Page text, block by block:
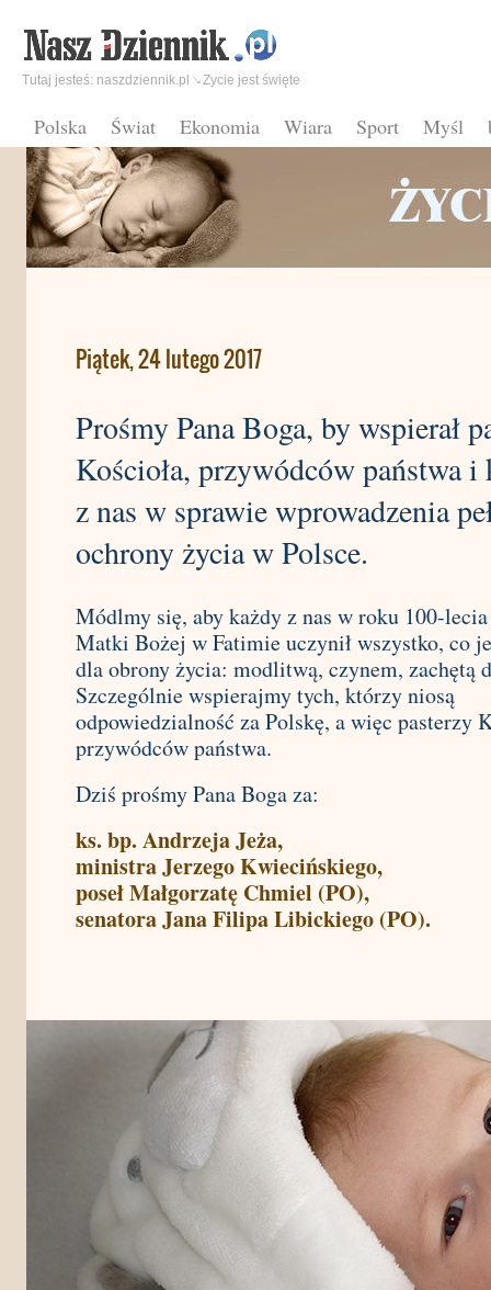
Polska Świat Ekonomia Wiara Sport Myśl
Tutaj jesteś: naszdziennik.pl Zycie jest święte
Piątek, 24 lutego 2017
Prośmy Pana Boga, by wspierał
Kościoła, przywódców państwa i
z nas w sprawie wprowadzenia
ochrony życia w Polsce.
Módlmy się, aby każdy z nas w roku 100-
Matki Bożej w Fatimie uczynił wszystko, co
dla obrony życia: modlitwą, czynem, zachętą
Szczególnie wspierajmy tych, którzy niosą
odpowiedzialność za Polskę, a więc pasterzy
przywódców państwa.
Dziś prośmy Pana Boga za:
ks. bp. Andrzeja Jeża,
ministra Jerzego Kwiecińskiego,
poseł Małgorzatę Chmiel (PO),
senatora Jana Filipa Libickiego (PO).